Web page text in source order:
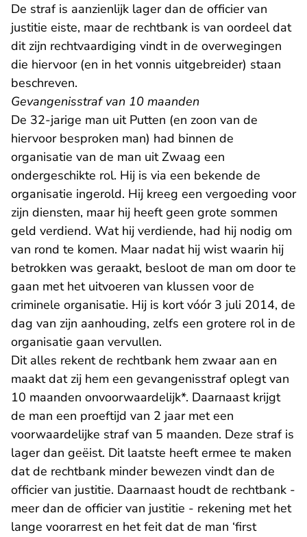
De straf is aanzienlijk lager dan de officier van
justitie eiste, maar de rechtbank is van oordeel dat
dit zijn rechtvaardiging vindt in de overwegingen
die hiervoor (en in het vonnis uitgebreider) staan
beschreven.
Gevangenisstraf van 10 maanden
De 32-jarige man uit Putten (en zoon van de
hiervoor besproken man) had binnen de
organisatie van de man uit Zwaag een
ondergeschikte rol. Hij is via een bekende de
organisatie ingerold. Hij kreeg een vergoeding voor
zijn diensten, maar hij heeft geen grote sommen
geld verdiend. Wat hij verdiende, had hij nodig om
van rond te komen. Maar nadat hij wist waarin hij
betrokken was geraakt, besloot de man om door te
gaan met het uitvoeren van klussen voor de
criminele organisatie. Hij is kort vóór 3 juli 2014, de
dag van zijn aanhouding, zelfs een grotere rol in de
organisatie gaan vervullen.
Dit alles rekent de rechtbank hem zwaar aan en
maakt dat zij hem een gevangenisstraf oplegt van
10 maanden onvoorwaardelijk*. Daarnaast krijgt
de man een proeftijd van 2 jaar met een
voorwaardelijke straf van 5 maanden. Deze straf is
lager dan geëist. Dit laatste heeft ermee te maken
dat de rechtbank minder bewezen vindt dan de
officier van justitie. Daarnaast houdt de rechtbank -
meer dan de officier van justitie - rekening met het
lange voorarrest en het feit dat de man ‘first